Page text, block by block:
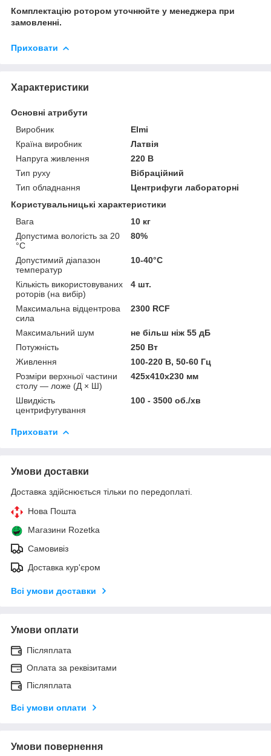
Комплектацію ротором уточнюйте у менеджера при
замовленні.
Приховати
Характеристики
Основні атрибути
Виробник
Elmi
Країна виробник
Латвія
Напруга живлення
220 В
Тип руху
Вібраційний
Тип обладнання
Центрифуги лабораторні
Користувальницькі характеристики
Вага
10 кг
Допустима вологість за 20
°C
80%
Допустимий діапазон
температур
10-40°C
Кількість використовуваних
роторів (на вибір)
4 шт.
Максимальна відцентрова
сила
2300 RCF
Максимальний шум
не більш ніж 55 дБ
Потужність
250 Вт
Живлення
100-220 B, 50-60 Гц
Розміри верхньої частини
столу — ложе (Д × Ш)
425x410x230 мм
Швидкість
центрифугування
100 - 3500 об./хв
Приховати
Умови доставки
Доставка здійснюється тільки по передоплаті.
Нова Пошта
Магазини Rozetka
Самовивіз
Доставка кур'єром
Всі умови доставки
Умови оплати
Післяплата
Оплата за реквізитами
Післяплата
Всі умови оплати
Умови повернення